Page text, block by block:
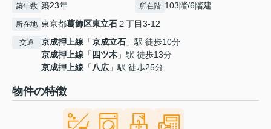
築年数 築23年 所在階 103階/6階建
所在地 東京都葛飾区東立石２丁目3-12
交通 京成押上線 「京成立石 」駅 徒歩10分
京成押上線 「 四ツ木 」駅 徒歩13分
京成押上線 「八広 」駅 徒歩25分
物件の特徴